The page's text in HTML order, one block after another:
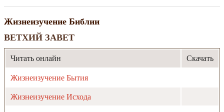
Электронные книги
Поиск
Жизнеизучение Библии
ВЕТХИЙ ЗАВЕТ
Читать онлайн
Скачать
Жизнеизучение Бытия
Жизнеизучение Исхода